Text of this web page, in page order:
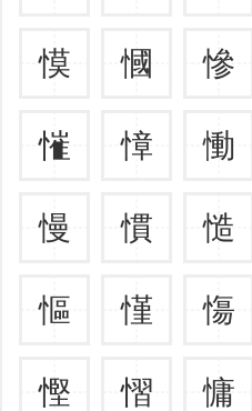
慔 慖 慘
慛 慞 慟
慢 慣 慥
慪 慬 慯
慳 慴 慵